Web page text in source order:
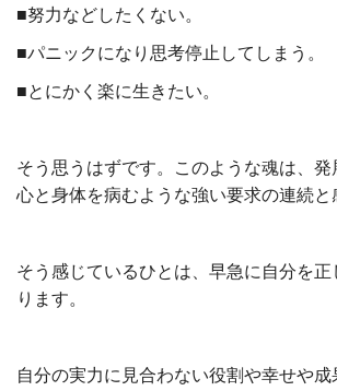
■努力などしたくない。
■パニックになり思考停止してしまう。
■とにかく楽に生きたい。
そう思うはずです。このような魂は、発
心と身体を病むような強い要求の連続と
そう感じているひとは、早急に自分を
ります。
自分の実力に見合わない役割や幸せや